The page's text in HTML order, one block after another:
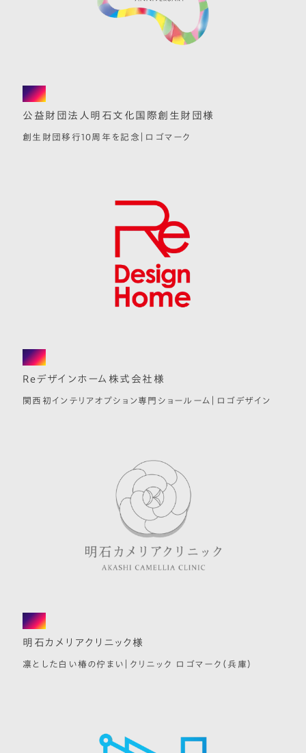
logo
公益財団法人明石文化国際創生財団様
創生財団移行10周年を記念｜ロゴマーク
logo
Reデザインホーム株式会社様
関西初インテリアオプション専門ショールーム｜ロゴデザイン
logo
明石カメリアクリニック様
凛とした白い椿の佇まい｜クリニック ロゴマーク（兵庫）